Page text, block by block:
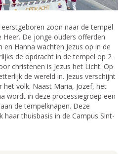
zoon naar de tempel
De jonge ouders offerden
Hanna wachten Jezus op in de
de opdracht in de tempel op 2
christenen is Jezus het Licht. Op
de wereld in. Jezus verschijnt
volk. Naast Maria, Jozef, het
wordt in deze processiegroep een
de tempelknapen. Deze
thuisbasis in de Campus Sint-